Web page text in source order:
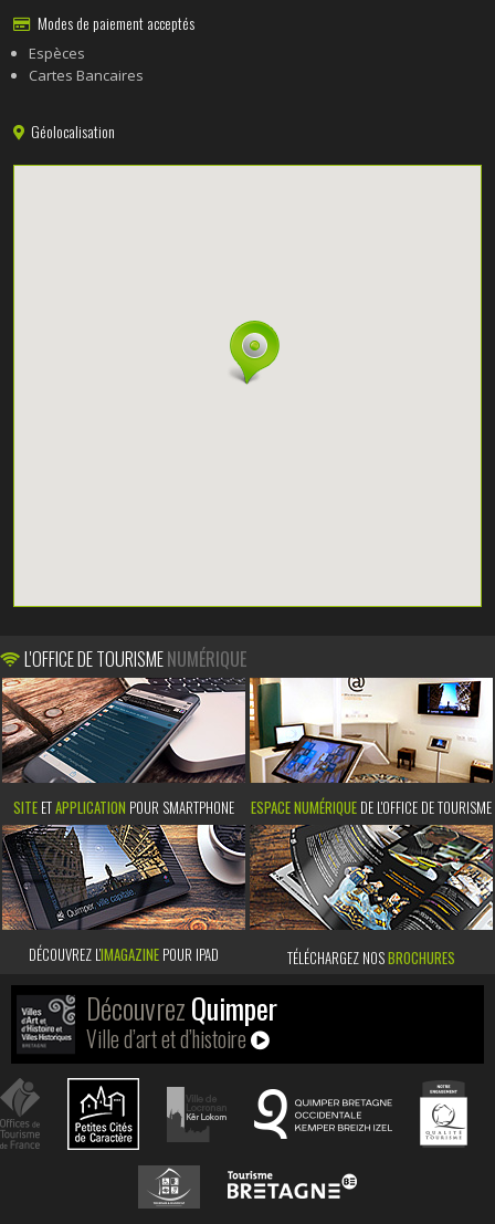
Modes de paiement acceptés
Espèces
Cartes Bancaires
Géolocalisation
L'OFFICE DE TOURISMENUMÉRIQUE
SITE ETAPPLICATION POUR SMARTPHONE ESPACE NUMÉRIQUE DE L'OFFICE DE TOURISME
DÉCOUVREZ L’IMAGAZINE POUR IPAD TÉLÉCHARGEZ NOSBROCHURES
DécouvrezQuimper
Ville d’art et d’histoire